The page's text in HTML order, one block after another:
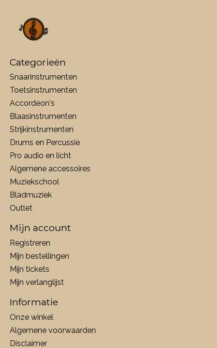
Categorieën
Snaarinstrumenten
Toetsinstrumenten
Accordeon's
Blaasinstrumenten
Strijkinstrumenten
Drums en Percussie
Pro audio en licht
Algemene accessoires
Muziekschool
Bladmuziek
Outlet
Mijn account
Registreren
Mijn bestellingen
Mijn tickets
Mijn verlanglijst
Informatie
Onze winkel
Algemene voorwaarden
Disclaimer